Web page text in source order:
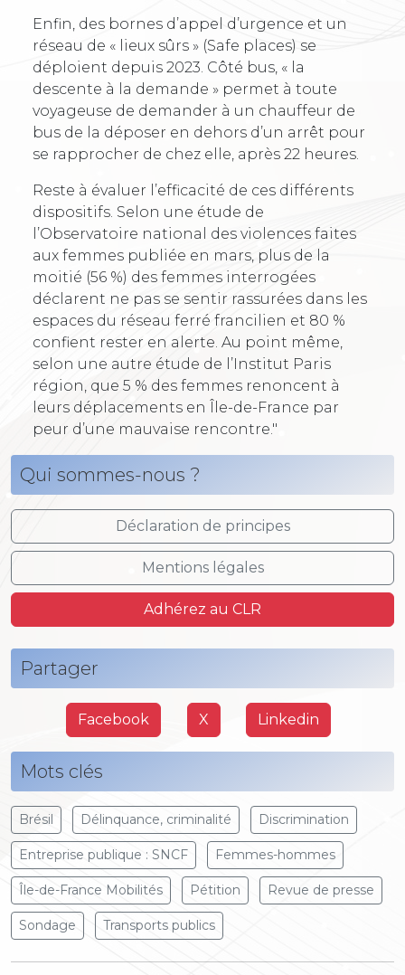
Enfin, des bornes d’appel d’urgence et un
réseau de « lieux sûrs » (Safe places) se
déploient depuis 2023. Côté bus, « la
descente à la demande » permet à toute
voyageuse de demander à un chauffeur de
bus de la déposer en dehors d’un arrêt pour
se rapprocher de chez elle, après 22 heures.
Reste à évaluer l’efficacité de ces différents
dispositifs. Selon une étude de
l’Observatoire national des violences faites
aux femmes publiée en mars, plus de la
moitié (56 %) des femmes interrogées
déclarent ne pas se sentir rassurées dans les
espaces du réseau ferré francilien et 80 %
confient rester en alerte. Au point même,
selon une autre étude de l’Institut Paris
région, que 5 % des femmes renoncent à
leurs déplacements en Île-de-France par
peur d’une mauvaise rencontre."
Qui sommes-nous ?
Déclaration de principes
Mentions légales
Adhérez au CLR
Partager
Facebook X Linkedin
Mots clés
Brésil Délinquance, criminalité Discrimination
Entreprise publique : SNCF Femmes-hommes
Île-de-France Mobilités Pétition Revue de presse
Sondage Transports publics